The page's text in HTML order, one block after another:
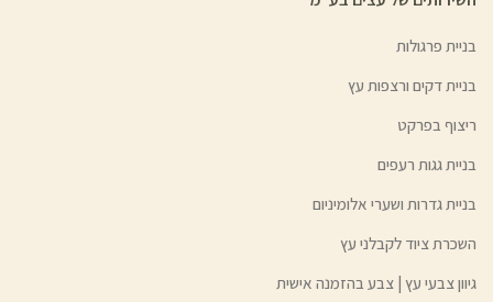
בניית פרגולות
בניית דקים ורצפות עץ
ריצוף בפרקט
בניית גגות רעפים
בניית גדרות ושערי אלומיניום
השכרת ציוד לקבלני עץ
גיוון צבעי עץ | צבע בהזמנה אישית